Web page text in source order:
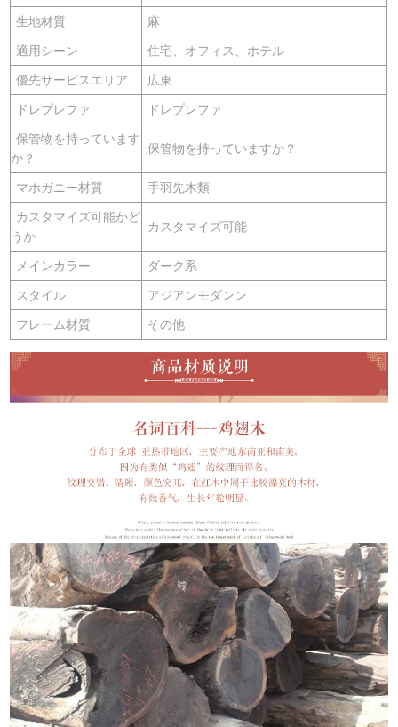
生地材質 麻
適用シーン 住宅、オフィス、ホテル
優先サービスエリア 広東
ドレプレファ ドレプレファ
保管物を持っています
か？
保管物を持っていますか？
マホガニー材質 手羽先木類
カスタマイズ可能かど
うか
カスタマイズ可能
メインカラー ダーク系
スタイル アジアンモダンン
フレーム材質 その他